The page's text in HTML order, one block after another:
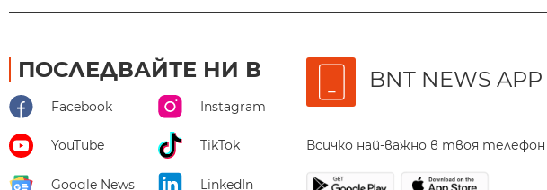
ПОСЛЕДВАЙТЕ НИ В
Facebook Instagram
YouTube TikTok
Google News LinkedIn
BNT NEWS APP
Всичко най-важно в твоя телефон